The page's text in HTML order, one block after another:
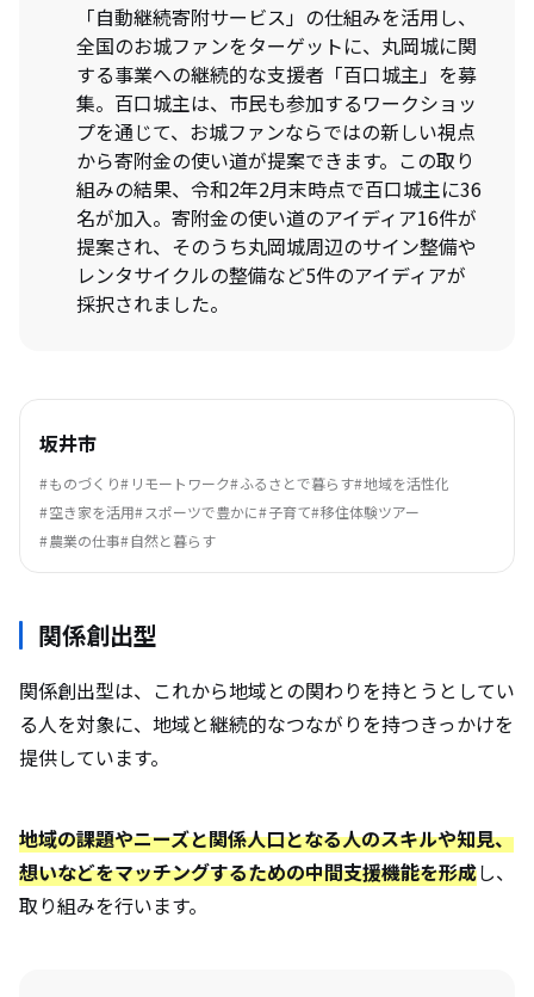
「自動継続寄附サービス」の仕組みを活用し、
全国のお城ファンをターゲットに、丸岡城に関
する事業への継続的な支援者「百口城主」を募
集。百口城主は、市民も参加するワークショッ
プを通じて、お城ファンならではの新しい視点
から寄附金の使い道が提案できます。この取り
組みの結果、令和2年2月末時点で百口城主に36
名が加入。寄附金の使い道のアイディア16件が
提案され、そのうち丸岡城周辺のサイン整備や
レンタサイクルの整備など5件のアイディアが
採択されました。
坂井市
ものづくり リモートワーク ふるさとで暮らす 地域を活性化
空き家を活用
スポーツで豊かに 子育て 移住体験ツアー
農業の仕事 自然と暮らす
関係創出型
関係創出型は、これから地域との関わりを持とうとしてい
る人を対象に、地域と継続的なつながりを持つきっかけを
提供しています。
地域の課題やニーズと関係人口となる人のスキルや知見、
想いなどをマッチングするための中間支援機能を形成し、
取り組みを行います。